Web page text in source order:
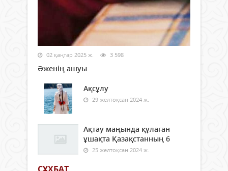
02 қаңтар 2025 ж. 3 598
Әженің ашуы
Ақсұлу
29 желтоқсан 2024 ж.
Ақтау маңында құлаған
ұшақта Қазақстанның 6
25 желтоқсан 2024 ж.